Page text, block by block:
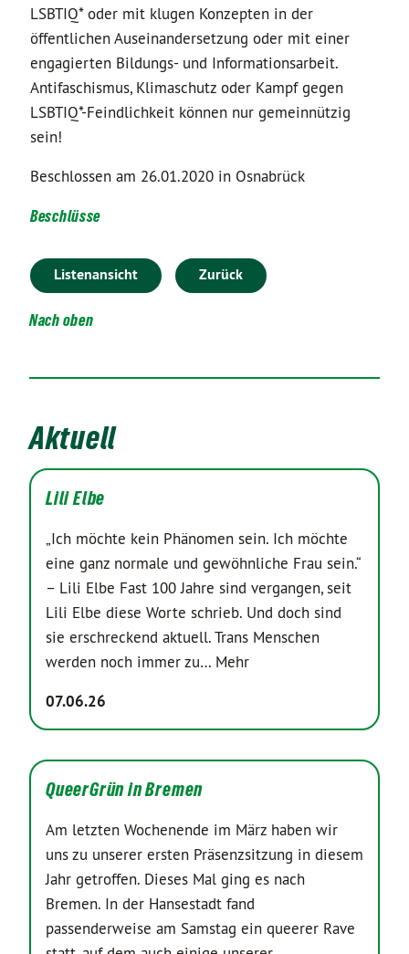
LSBTIQ* oder mit klugen Konzepten in der
öffentlichen Auseinandersetzung oder mit einer
engagierten Bildungs- und Informationsarbeit.
Antifaschismus, Klimaschutz oder Kampf gegen
LSBTIQ*-Feindlichkeit können nur gemeinnützig
sein!
Beschlossen am 26.01.2020 in Osnabrück
Beschlüsse
Listenansicht Zurück
Nach oben
Aktuell
Lili Elbe
„Ich möchte kein Phänomen sein. Ich möchte
eine ganz normale und gewöhnliche Frau sein.“
– Lili Elbe Fast 100 Jahre sind vergangen, seit
Lili Elbe diese Worte schrieb. Und doch sind
sie erschreckend aktuell. Trans Menschen
werden noch immer zu… Mehr
07.06.26
QueerGrün in Bremen
Am letzten Wochenende im März haben wir
uns zu unserer ersten Präsenzsitzung in diesem
Jahr getroffen. Dieses Mal ging es nach
Bremen. In der Hansestadt fand
passenderweise am Samstag ein queerer Rave